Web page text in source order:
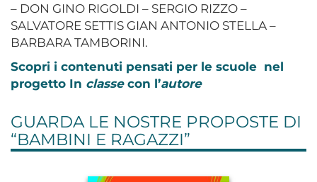
– DON GINO RIGOLDI – SERGIO RIZZO –
SALVATORE SETTIS GIAN ANTONIO STELLA –
BARBARA TAMBORINI.
Scopri i contenuti pensati per le scuole nel
progetto In classecon l’autore
GUARDA LE NOSTRE PROPOSTE DI
“BAMBINI E RAGAZZI”